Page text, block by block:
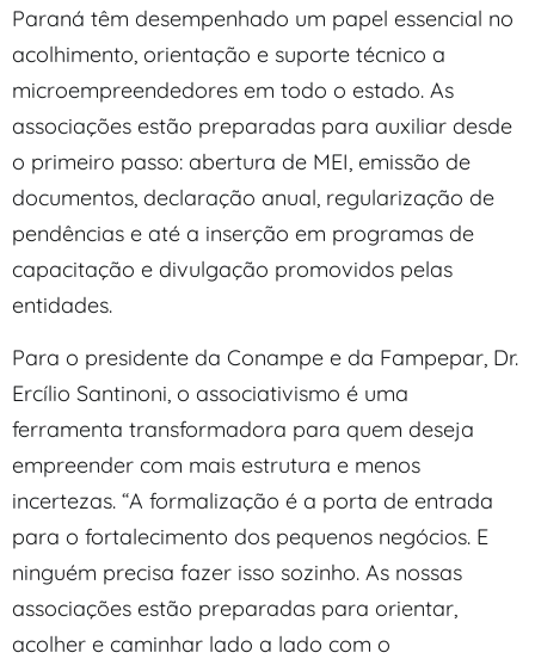
Paraná têm desempenhado um papel essencial no
acolhimento, orientação e suporte técnico a
microempreendedores em todo o estado. As
associações estão preparadas para auxiliar desde
o primeiro passo: abertura de MEI, emissão de
documentos, declaração anual, regularização de
pendências e até a inserção em programas de
capacitação e divulgação promovidos pelas
entidades.
Para o presidente da Conampe e da Fampepar, Dr.
Ercílio Santinoni, o associativismo é uma
ferramenta transformadora para quem deseja
empreender com mais estrutura e menos
incertezas. “A formalização é a porta de entrada
para o fortalecimento dos pequenos negócios. E
ninguém precisa fazer isso sozinho. As nossas
associações estão preparadas para orientar,
acolher e caminhar lado a lado com o